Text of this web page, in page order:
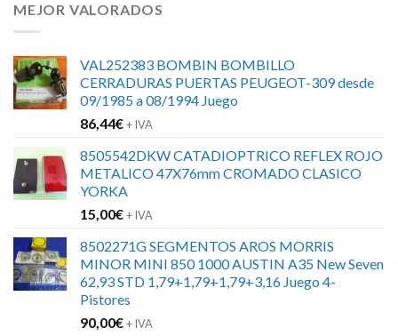
MEJOR VALORADOS
VAL252383 BOMBIN BOMBILLO
CERRADURAS PUERTAS PEUGEOT-309 desde
09/1985 a 08/1994 Juego
86,44€+ IVA
8505542DKW CATADIOPTRICO REFLEX ROJO
METALICO 47X76mm CROMADO CLASICO
YORKA
15,00€+ IVA
8502271G SEGMENTOS AROS MORRIS
MINOR MINI 850 1000 AUSTIN A35 New Seven
62,93 STD 1,79+1,79+1,79+3,16 Juego 4-
Pistores
90,00€+ IVA